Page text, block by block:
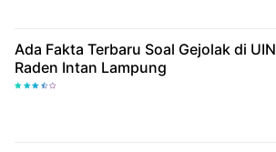
Ada Fakta Terbaru Soal Gejolak di UIN
Raden Intan Lampung